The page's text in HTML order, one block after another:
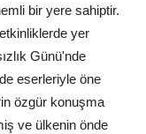
bir yere sahiptir.
yer
Günü'nde
eserleriyle öne
özgür konuşma
ve ülkenin önde